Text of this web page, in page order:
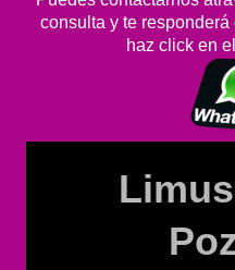
consulta y te
haz click en